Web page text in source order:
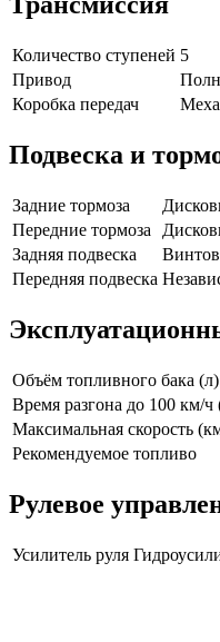
Количество ступеней 5
Привод
Коробка передач
Подвеска и
Задние тормоза
Передние тормоза
Задняя подвеска
Передняя подвеска
Объём топливного бака (л)
Время разгона до 100 км/ч
Максимальная скорость
Рекомендуемое топливо
Рулевое
Усилитель руля